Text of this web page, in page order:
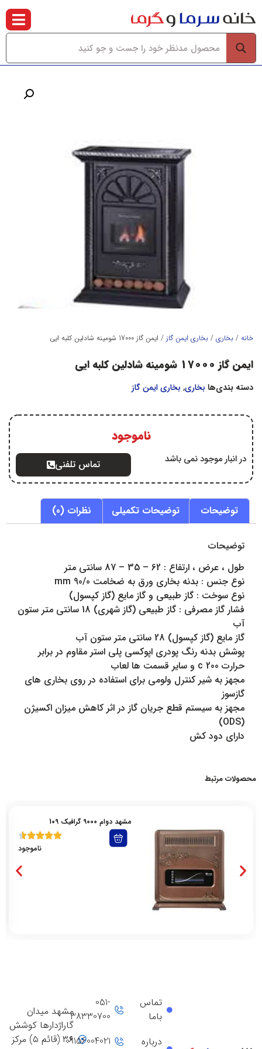
خانه / بخاري / بخاري ايمن گاز / ایمن گاز 17000 شومینه شادلین کلبه ایی
ایمن گاز 17000 شومینه شادلین کلبه ایی
دسته بندی‌ها بخاري, بخاري ايمن گاز
ناموجود
در انبار موجود نمی باشد تماس تلفنی
توضیحات توضیحات تکمیلی نظرات (0)
توضیحات
طول ، عرض ، ارتفاع : 62 – 35 – 87 سانتی متر
نوع جنس : بدنه بخاری ورق به ضخامت mm 90/0
نوع سوخت : گاز طبیعی و گاز مایع (گاز کپسول)
فشار گاز مصرفی : گاز طبیعی (گاز شهری) 18 سانتی متر ستون
آب
گاز مایع (گاز کپسول) 28 سانتی متر ستون آب
پوشش بدنه رنگ پودری اپوکسی پلی استر مقاوم در برابر
حرارت 200 c و سایر قسمت ها لعاب
مجهز به شیر کنترل ولومی برای استفاده در روی بخاری های
گازسوز
مجهز به سیستم قطع جریان گاز در اثر کاهش میزان اکسیژن
(ODS)
دارای دود کش
محصولات مرتبط
مشهد دوام 9000 گرافیک 109
ناموجود
مشهد میدان
گاراژدارها کوشش
۳۶ (قائم ۵) مرکز
051-
38330700
09156004021
تماس
باما
درباره